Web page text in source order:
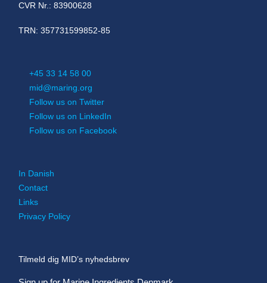
CVR Nr.: 83900628
TRN: 357731599852-85
+45 33 14 58 00
mid@maring.org
Follow us on Twitter
Follow us on LinkedIn
Follow us on Facebook
In Danish
Contact
Links
Privacy Policy
Tilmeld dig MID’s nyhedsbrev